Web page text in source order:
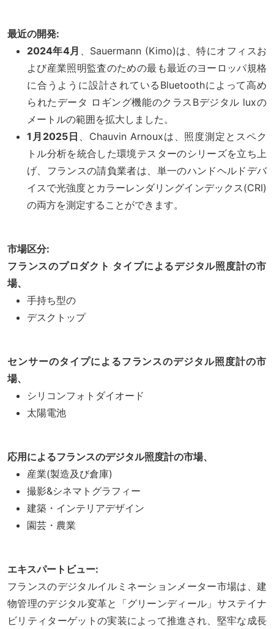
最近の開発:
2024年4月
、Sauermann (Kimo)は、特にオフィスお
よび産業照明監査のための最も最近のヨーロッパ規格
に合うように設計されているBluetoothによって高め
られたデータ ロギング機能のクラスBデジタル luxの
メートルの範囲を拡大しました。
1月2025日
、Chauvin Arnouxは、照度測定とスペク
トル分析を統合した環境テスターのシリーズを立ち上
げ、フランスの請負業者は、単一のハンドヘルドデバ
イスで光強度とカラーレンダリングインデックス(CRI)
の両方を測定することができます。
市場区分:
フランスのプロダクト タイプによるデジタル照度計の市
場、
手持ち型の
デスクトップ
センサーのタイプによるフランスのデジタル照度計の市
場、
シリコンフォトダイオード
太陽電池
応用によるフランスのデジタル照度計の市場、
産業(製造及び倉庫)
撮影&シネマトグラフィー
建築・インテリアデザイン
園芸・農業
エキスパートビュー:
フランスのデジタルイルミネーションメーター市場は、建
物管理のデジタル変革と「グリーンディール」サステイナ
ビリティターゲットの実装によって推進され、堅牢な成長